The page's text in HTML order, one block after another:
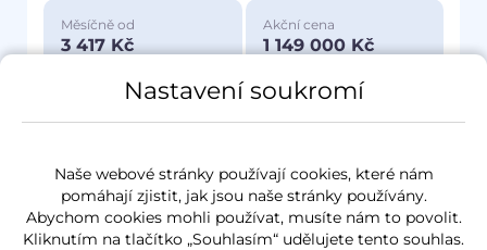
Měsíčně od
3 417 Kč
Akční cena
1 149 000 Kč
Nastavení soukromí
Naše webové stránky používají cookies, které nám
pomáhají zjistit, jak jsou naše stránky používány.
Abychom cookies mohli používat, musíte nám to povolit.
Kliknutím na tlačítko „Souhlasím“ udělujete tento souhlas.